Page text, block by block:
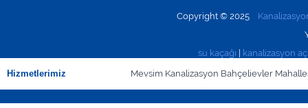
Copyright © 2025
su kaçağı
kanalizasyon
Hizmetlerimiz
Mevsim Kanalizasyon Bahçelievler